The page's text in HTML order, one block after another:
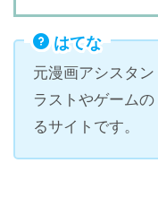
はてな
元漫画アシスタ
ラストやゲーム
るサイトです。